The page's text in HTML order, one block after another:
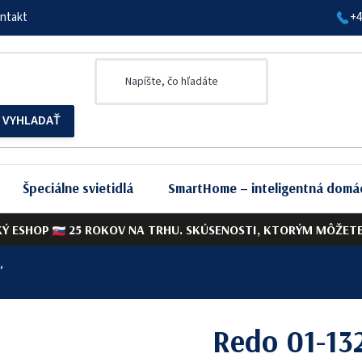
ESHOP 25 ROKOV NA TRHU. SKÚSENOSTI, KTORÝM
Špeciálne svietidlá SmartHome – inteligentná
Redo 01-